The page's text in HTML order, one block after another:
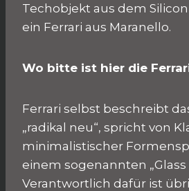
Techobjekt aus dem Silicon
ein Ferrari aus Maranello.
Wo bitte ist hier die
Ferrari selbst beschreibt
„radikal neu“, spricht von
minimalistischer
einem sogenannten „Glass
Verantwortlich dafür ist